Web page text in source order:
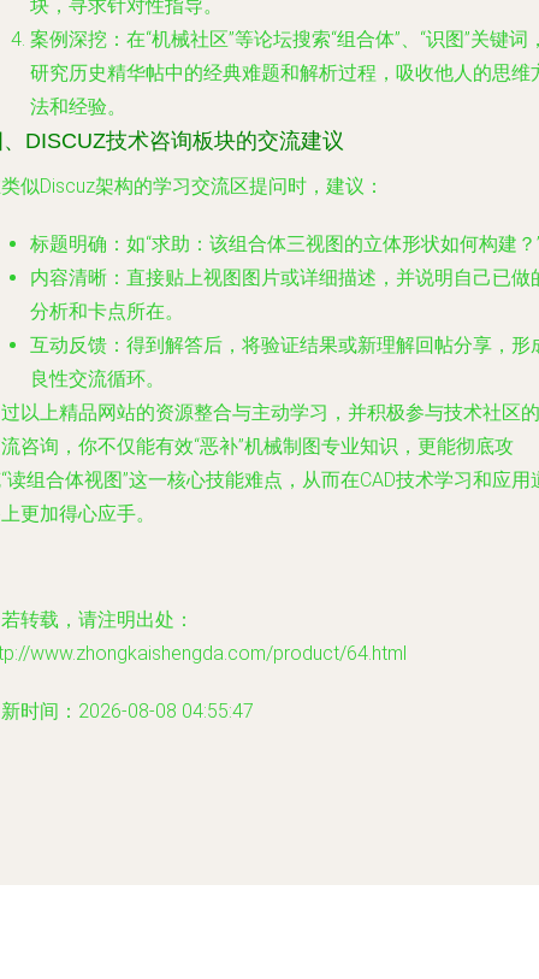
块，寻求针对性指导。
案例深挖 ：在“机械社区”等论坛搜索“组合体”、“识图”关键词
研究历史精华帖中的经典难题和解析过程，吸收他人的思维
法和经验。
DISCUZ技术咨询板块的交流建议
似Discuz架构的学习交流区提问时，建议：
标题明确 ：如“求助：该组合体三视图的立体形状如何构建？
内容清晰 ：直接贴上视图图片或详细描述，并说明自己已做
分析和卡点所在。
互动反馈 ：得到解答后，将验证结果或新理解回帖分享，形
良性交流循环。
以上精品网站的资源整合与主动学习，并积极参与技术社区的
咨询，你不仅能有效“恶补”机械制图专业知识，更能彻底攻
读组合体视图”这一核心技能难点，从而在CAD技术学习和应用
更加得心应手。
转载，请注明出处：
www.zhongkaishengda.com/product/64.html
时间：2026-08-08 04:55:47